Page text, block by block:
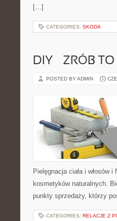
[…]
CATEGORIES: SKODA
DIY – ZRÓB
POSTED BY ADMIN
Pielęgnacja ciała i włosów
kosmetyków naturalnych.
punkty sprzedaży, którzy
CATEGORIES: RELACJE Z